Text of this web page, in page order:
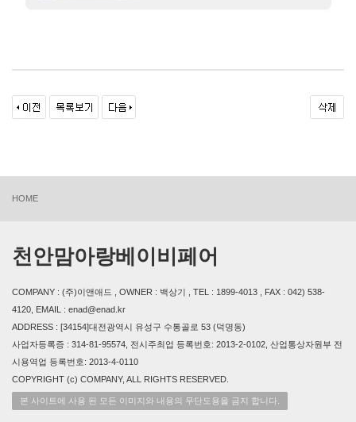
HOME
천안맘아랑베이비페어
COMPANY : (주)이앤애드 , OWNER : 백상기 , TEL : 1899-4013 , FAX : 042) 538-
4120, EMAIL : enad@enad.kr
ADDRESS : [34154]대전광역시 유성구 수통골로 53 (덕명동)
사업자등록증 : 314-81-95574, 전시주최업 등록번호: 2013-2-0102, 산업통상자원부 전
시용역업 등록번호: 2013-4-0110
COPYRIGHT (c) COMPANY, ALL RIGHTS RESERVED.
본 사이트에 사용 된 모든 이미지와 내용의 무단도용을 금지 합니다.